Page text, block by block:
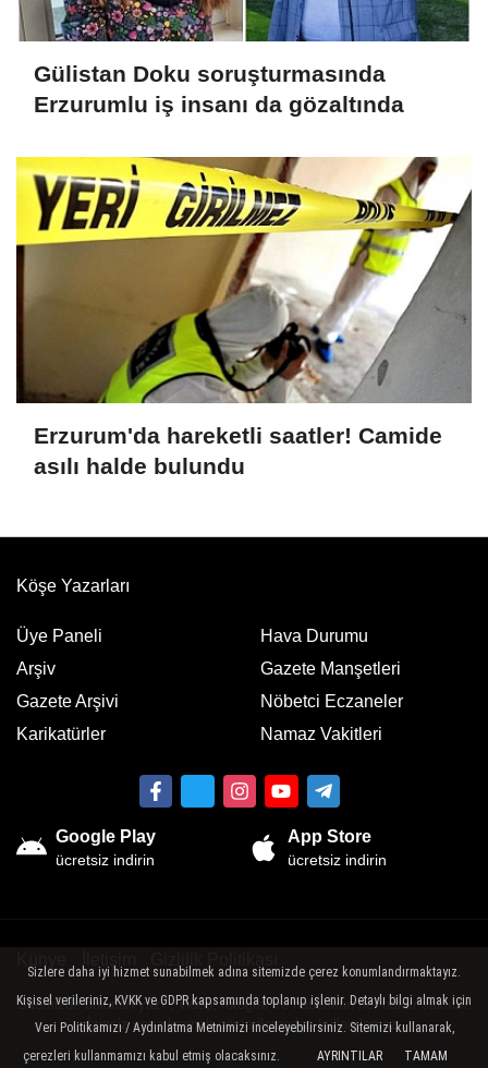
Gülistan Doku soruşturmasında
Erzurumlu iş insanı da gözaltında
Erzurum'da hareketli saatler! Camide
asılı halde bulundu
Köşe Yazarları
Üye Paneli
Arşiv
Gazete Arşivi
Karikatürler
Hava Durumu
Gazete Manşetleri
Nöbetci Eczaneler
Namaz Vakitleri
Google Play
ücretsiz indirin
App Store
ücretsiz indirin
Sitemizde bulunan yazı , video, fotoğraf ve haberlerin her hakkı saklıdır.
İzinsiz veya kaynak gösterilemeden kullanılamaz.
Sizlere daha iyi hizmet sunabilmek adına sitemizde çerez konumlandırmaktayız.
Kişisel verileriniz, KVKK ve GDPR kapsamında toplanıp işlenir. Detaylı bilgi almak için
Veri Politikamızı / Aydınlatma Metnimizi inceleyebilirsiniz. Sitemizi kullanarak,
çerezleri kullanmamızı kabul etmiş olacaksınız.
AYRINTILAR TAMAM